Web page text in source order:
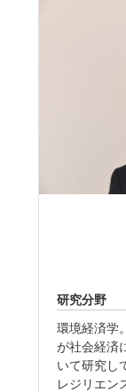
研究分野
環境経済学
が社会経済
いて研究し
レジリエン